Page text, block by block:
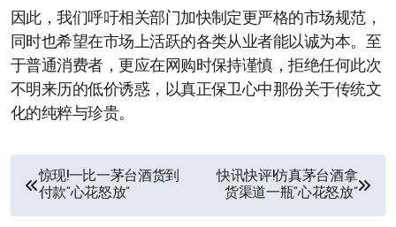
因此，我们呼吁相关部门加快制定更严格的市场规范，
同时也希望在市场上活跃的各类从业者能以诚为本。至
于普通消费者，更应在网购时保持谨慎，拒绝任何此次
不明来历的低价诱惑，以真正保卫心中那份关于传统文
化的纯粹与珍贵。
文
章
惊现!一比一茅台酒货到
付款“心花怒放”
快讯快评!仿真茅台酒拿
货渠道一瓶“心花怒放”